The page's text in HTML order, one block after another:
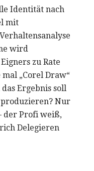
Identität nach
mit
wird
zu Rate
„Corel Draw“
Ergebnis soll
Nur
der Profi weiß,
Delegieren